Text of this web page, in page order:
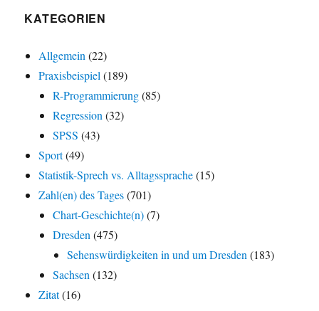
KATEGORIEN
Allgemein(22)
Praxisbeispiel(189)
R-Programmierung(85)
Regression(32)
SPSS (43)
Sport(49)
Statistik-Sprech vs. Alltagssprache(15)
Zahl(en) des Tages(701)
Chart-Geschichte(n)(7)
Dresden(475)
Sehenswürdigkeiten in und um Dresden(183)
Sachsen(132)
Zitat(16)